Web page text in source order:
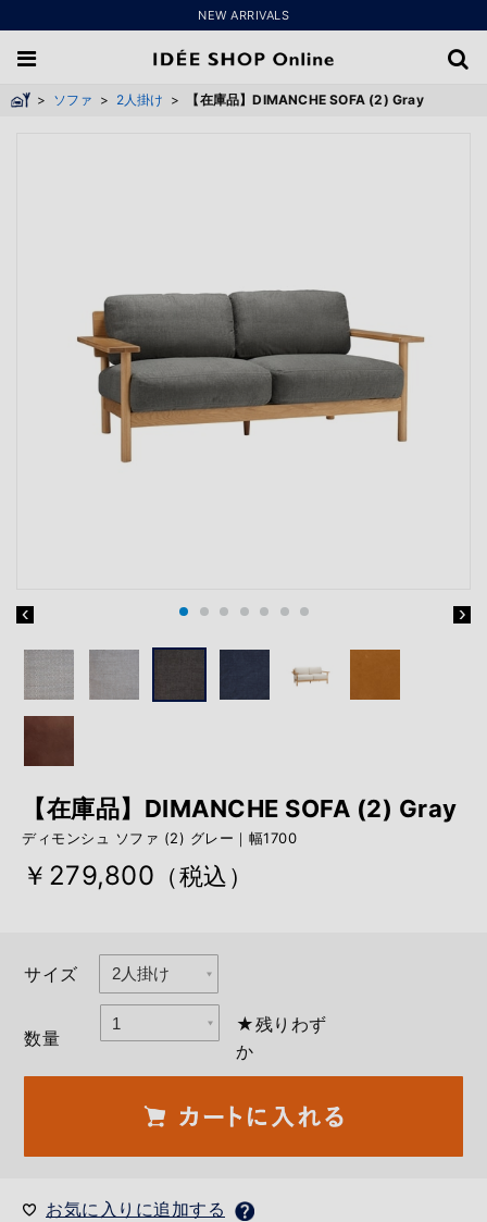
NEW ARRIVALS
> ソファ > 2人掛け > 【在庫品】DIMANCHE SOFA (2) Gray
【在庫品】DIMANCHE SOFA (2) Gray
ディモンシュ ソファ (2) グレー｜幅1700
￥279,800 （税込）
サイズ
数量
★残りわず
か
お気に入りに追加する